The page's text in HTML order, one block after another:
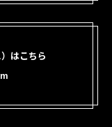
はこちら